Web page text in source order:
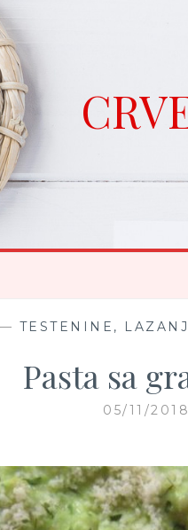
— TESTENINE,
Pasta sa
05/11/2018